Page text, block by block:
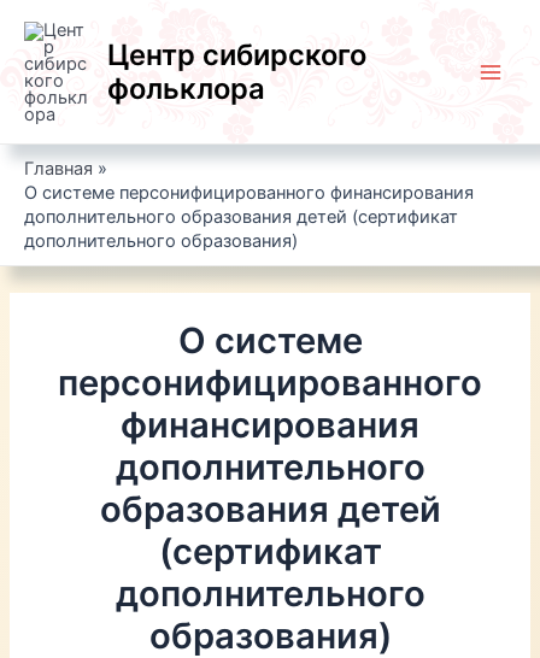
содержимомуЦентр сибирского
фольклора
Главная
О системе персонифицированного финансирования
дополнительного образования детей (сертификат
дополнительного образования)
О системе
персонифицированного
финансирования
дополнительного
образования детей
(сертификат
дополнительного
образования)